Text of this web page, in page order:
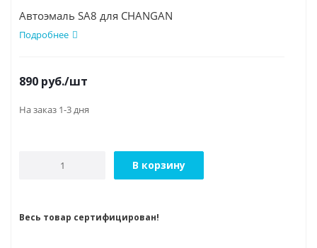
Автоэмаль SA8 для CHANGAN
Подробнее
890 руб./шт
На заказ 1-3 дня
В корзину
Весь товар сертифицирован!